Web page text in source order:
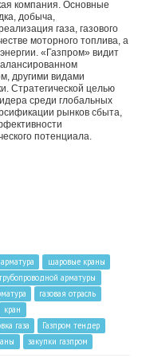
компания. Основные
добыча,
газа, газового
моторного топлива, а
«Газпром» видит
другими видами
Стратегической целью
среди глобальных
рынков сбыта,
потенциала.
шаровые краны
арматуры
газовая отрасль
кран
газа
Газпром тендер
закупки газпром